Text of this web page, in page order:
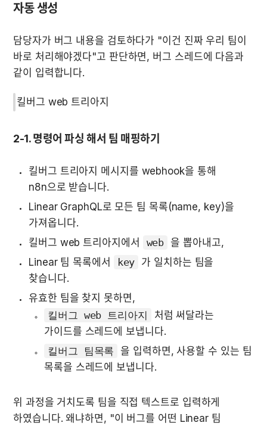
자동 생성
담당자가 버그 내용을 검토하다가 "이건 진짜 우리 팀이
바로 처리해야겠다"고 판단하면, 버그 스레드에 다음과
같이 입력합니다.
킬버그 web 트리아지
2-1. 명령어 파싱 해서 팀 매핑하기
킬버그 트리아지 메시지를 webhook을 통해
n8n으로 받습니다.
Linear GraphQL로 모든 팀 목록(name, key)을
가져옵니다.
킬버그 web 트리아지에서
web 을 뽑아내고,
Linear 팀 목록에서
key 가 일치하는 팀을
찾습니다.
유효한 팀을 찾지 못하면,
킬버그 web 트리아지
처럼 써달라는
가이드를 스레드에 보냅니다.
킬버그 팀목록
을 입력하면, 사용할 수 있는 팀
목록을 스레드에 보냅니다.
위 과정을 거치도록 팀을 직접 텍스트로 입력하게
하였습니다. 왜냐하면, "이 버그를 어떤 Linear 팀